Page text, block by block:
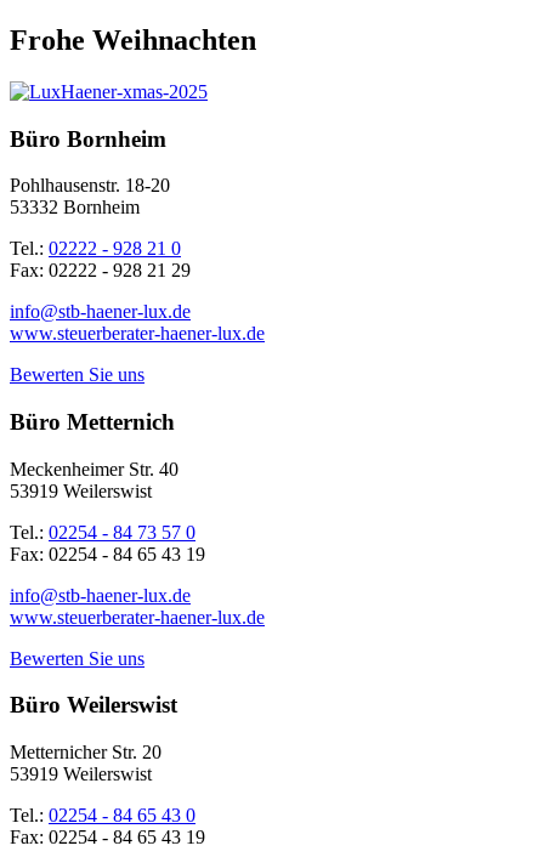
Frohe Weihnachten
Büro Bornheim
Pohlhausenstr. 18-20
53332 Bornheim
Tel.: 02222 - 928 21 0
Fax: 02222 - 928 21 29
info@stb-haener-lux.de
www.steuerberater-haener-lux.de
Bewerten Sie uns
Büro Metternich
Meckenheimer Str. 40
53919 Weilerswist
Tel.: 02254 - 84 73 57 0
Fax: 02254 - 84 65 43 19
info@stb-haener-lux.de
www.steuerberater-haener-lux.de
Bewerten Sie uns
Büro Weilerswist
Metternicher Str. 20
53919 Weilerswist
Tel.: 02254 - 84 65 43 0
Fax: 02254 - 84 65 43 19